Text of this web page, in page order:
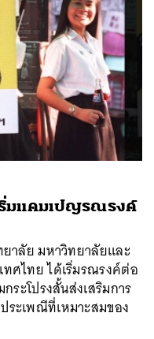
ริ่มแคมเปญรณรงค์
าลัย มหาวิทยาลัยและ
ศไทย ได้เริ่มรณรงค์ต่อ
ระโปรงสั้นส่งเสริมการ
ะเพณีที่เหมาะสมของ